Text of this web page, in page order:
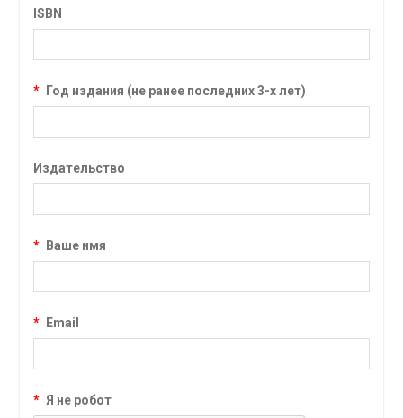
ISBN
* Год издания (не ранее последних 3-х лет)
Издательство
* Ваше имя
* Email
* Я не робот